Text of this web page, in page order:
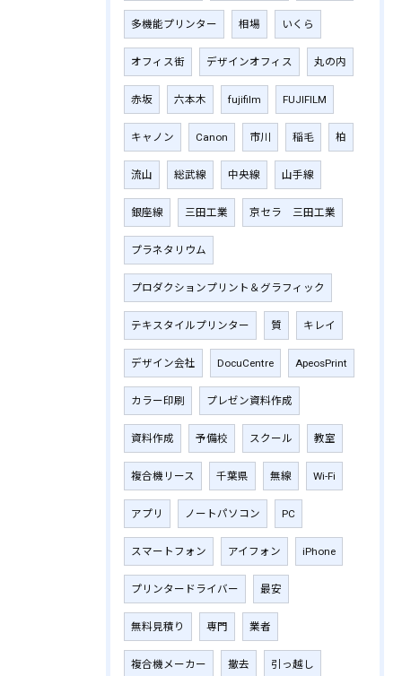
多機能プリンター 相場 いくら
オフィス街 デザインオフィス 丸の内
赤坂 六本木 fujifilm ‎FUJIFILM
キャノン Canon 市川 稲毛 柏
流山 総武線 中央線 山手線
銀座線 三田工業 京セラ 三田工業
プラネタリウム
プロダクションプリント＆グラフィック
テキスタイルプリンター 質 キレイ
デザイン会社 DocuCentre ApeosPrint
カラー印刷 プレゼン資料作成
資料作成 予備校 スクール 教室
複合機リース 千葉県 無線 Wi-Fi
アプリ ノートパソコン PC
スマートフォン アイフォン iPhone
プリンタードライバー 最安
無料見積り 専門 業者
複合機メーカー 撤去 引っ越し